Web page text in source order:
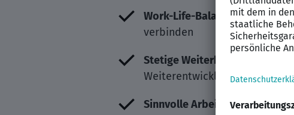
Work-Life-Balance: Genieße
verbinden
Stetige Weiterbildung
Sinnvolle Arbeit : Deine